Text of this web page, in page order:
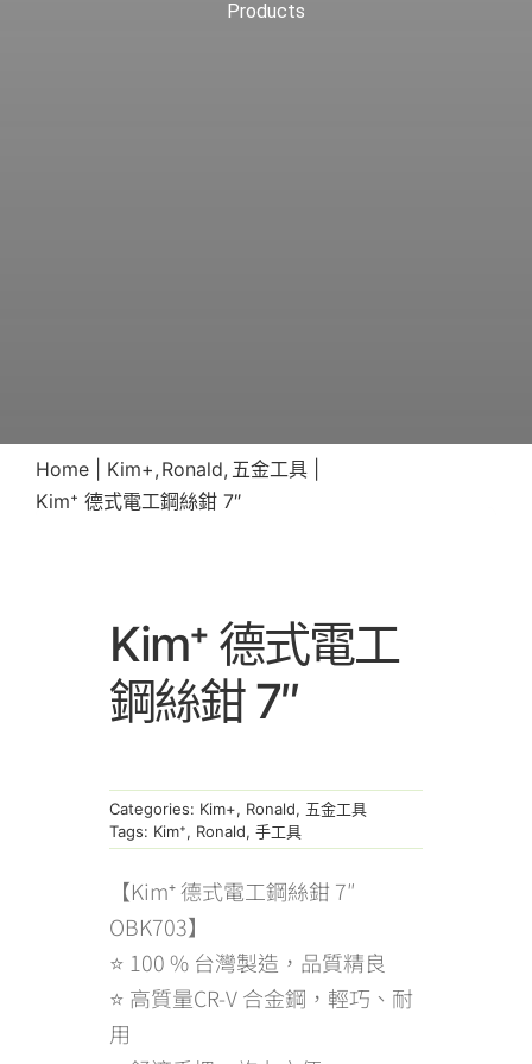
Products
Home Kim+ Ronald 五金工具
Kim⁺ 德式電工鋼絲鉗 7″
Kim⁺ 德式電工
鋼絲鉗 7″
Categories: Kim+, Ronald, 五金工具
Tags: Kim⁺, Ronald,手工具
【Kim⁺ 德式電工鋼絲鉗 7″
OBK703】
⭐ 100 % 台灣製造，品質精良
⭐ 高質量CR-V 合金鋼，輕巧、耐
用